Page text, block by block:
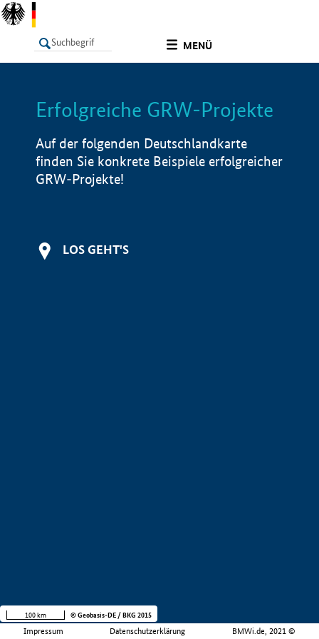
MENÜ
LISTE Info
Erfolgreiche GRW-Projekte
Auf der folgenden Deutschlandkarte
finden Sie konkrete Beispiele erfolgreicher
GRW-Projekte!
LOS GEHT'S
Impressum Datenschutzerklärung BMWi.de, 2021 ©
100 km © Geobasis-DE / BKG 2015